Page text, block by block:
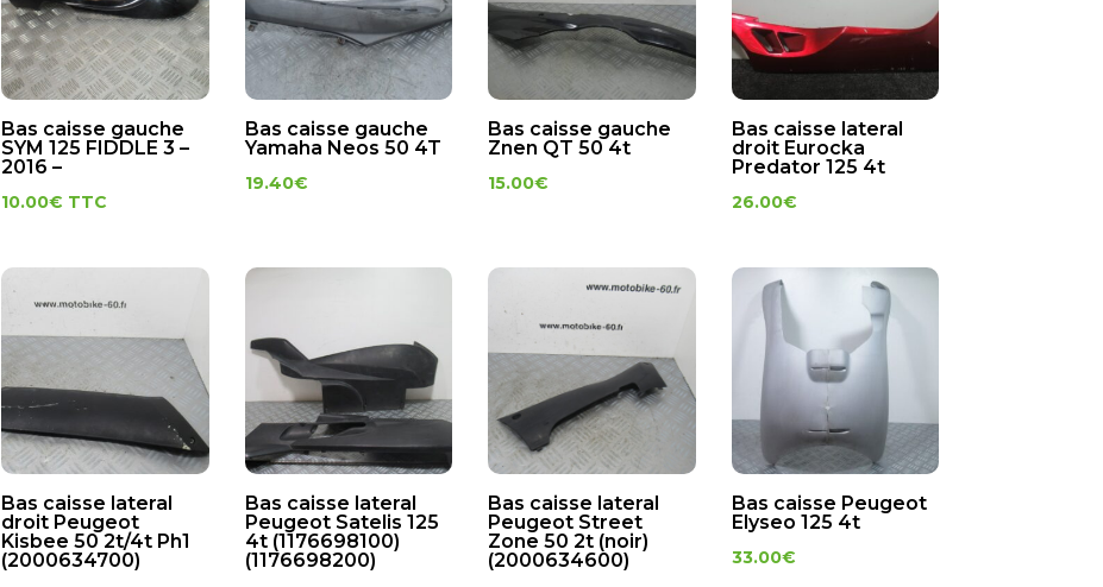
Bas caisse gauche
SYM 125 FIDDLE 3 –
2016 –
10.00€ TTC
Bas caisse gauche
Yamaha Neos 50 4T
19.40€
Bas caisse gauche
Znen QT 50 4t
15.00€
Bas caisse lateral
droit Eurocka
Predator 125 4t
26.00€
Bas caisse lateral
droit Peugeot
Kisbee 50 2t/4t Ph1
(2000634700)
Bas caisse lateral
Peugeot Satelis 125
4t (1176698100)
(1176698200)
Bas caisse lateral
Peugeot Street
Zone 50 2t (noir)
(2000634600)
Bas caisse Peugeot
Elyseo 125 4t
33.00€